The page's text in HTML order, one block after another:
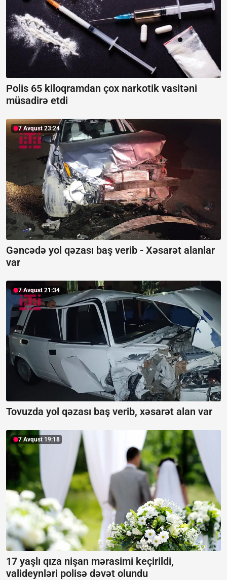
Polis 65 kiloqramdan çox narkotik vasitəni
müsadirə etdi
7 Avqust 23:24
Gəncədə yol qəzası baş verib - Xəsarət alanlar
var
7 Avqust 21:34
Tovuzda yol qəzası baş verib, xəsarət alan var
7 Avqust 19:18
17 yaşlı qıza nişan mərasimi keçirildi,
valideynləri polisə dəvət olundu